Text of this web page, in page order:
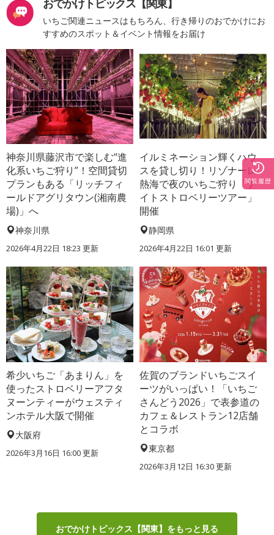
いちご関連ニュースはもちろん、行き帰りのおでかけにお
すすめのスポット＆イベント情報をお届け
神奈川県藤沢市で楽しむ“進
化系いちご狩り”！空間貸切
プランもある「リッチフィ
ールドアグリタウン(湘南農
場)」へ
神奈川県
2026年4月22日 18:23 更新
イルミネーション輝くハウ
スを貸し切り！リゾナーレ
熱海で夜のいちご狩り「ナ
イトストロベリーツアー」
開催
静岡県
2026年4月22日 16:01 更新
希少いちご「あまりん」を
使ったストロベリーアフタ
ヌーンティーがウェスティ
ンホテル大阪で開催
大阪府
2026年3月16日 16:00 更新
佐賀のブランドいちごスイ
ーツがいっぱい！「いちご
さんどう2026」で表参道の
カフェ＆レストラン12店舗
とコラボ
東京都
2026年3月12日 16:30 更新
おでかけトピックス【関東】をもっと見る
閲覧履歴